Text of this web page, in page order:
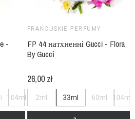
-
104ml
FRANCUSKIE PERFUMY
FP 44 натхненні Gucci - Flora
By Gucci
26,00 zł
2ml 33ml 60ml 104ml